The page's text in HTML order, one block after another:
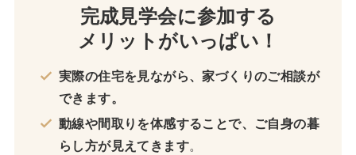
完成見学会に参加する
メリットがいっぱい！
実際の住宅を見ながら、家づくりのご相談が
できます。
動線や間取りを体感することで、ご自身の暮
らし方が見えてきます。